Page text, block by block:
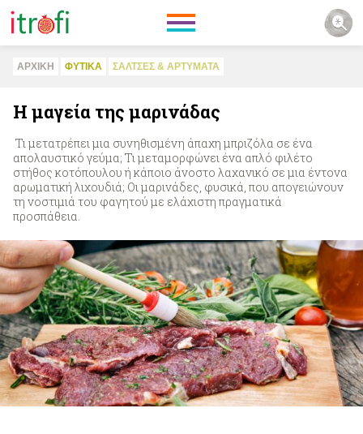
ΑΡΧΙΚΗ ΦΥΤΙΚA ΣAΛΤΣΕΣ & ΑΡΤΥΜΑΤΑ
Η μαγεία της μαρινάδας
Τι μετατρέπει μια συνηθισμένη άπαχη μπριζόλα σε ένα
απολαυστικό γεύμα; Τι μεταμορφώνει ένα απλό φιλέτο
στήθος κοτόπουλου ή κάποιο άνοστο λαχανικό σε μια έντονα
αρωματική λιχουδιά; Οι μαρινάδες, φυσικά, που απογειώνουν
τη νοστιμιά του φαγητού με ελάχιστη πραγματικά
προσπάθεια.